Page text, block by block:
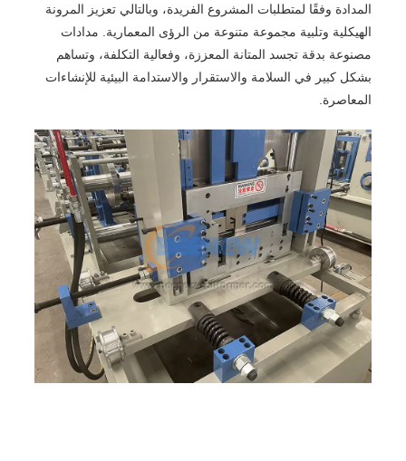
المدادة وفقًا لمتطلبات المشروع الفريدة، وبالتالي تعزيز المرونة
الهيكلية وتلبية مجموعة متنوعة من الرؤى المعمارية. مدادات
مصنوعة بدقة تجسد المتانة المعززة، وفعالية التكلفة، وتساهم
بشكل كبير في السلامة والاستقرار والاستدامة البيئية للإنشاءات
المعاصرة.